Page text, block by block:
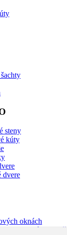
steny
kúty
dvere
oknách
rôzne